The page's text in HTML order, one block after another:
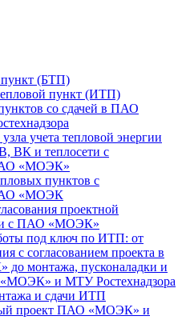
(БТП)
пункт (ИТП)
со сдачей в ПАО
учета тепловой энергии
ВК и теплосети с
«МОЭК»
пунктов с
«МОЭК
проектной
с ПАО «МОЭК»
под ключ по ИТП: от
с согласованием проекта в
монтажа, пусконаладки и
и МТУ Ростехнадзора
и сдачи ИТП
проект ПАО «МОЭК» и